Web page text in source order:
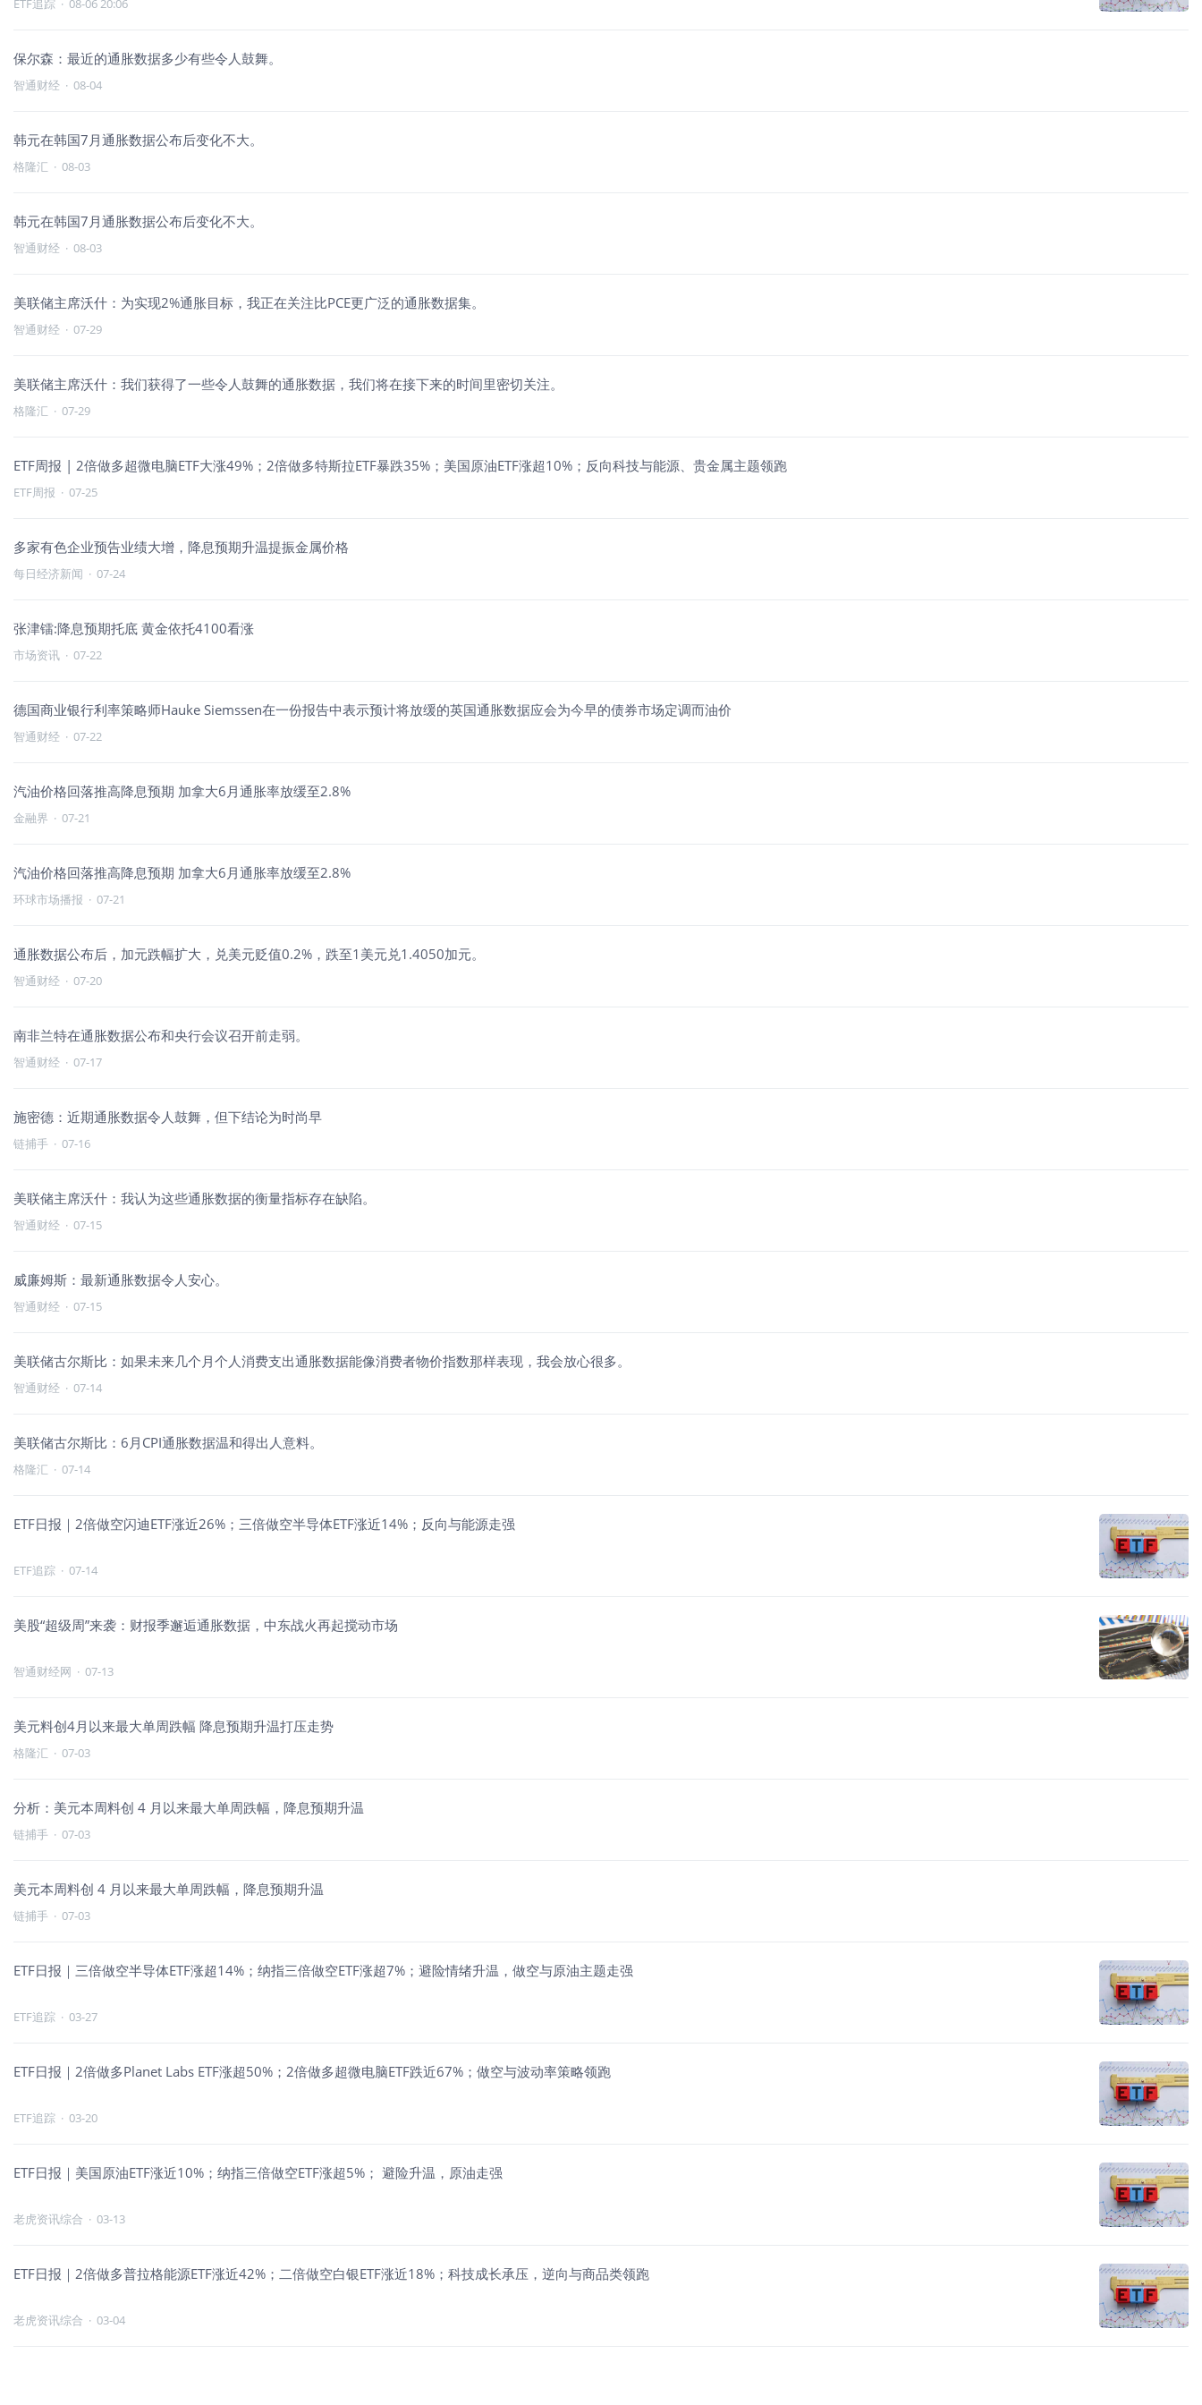
ETF追踪 · 08-06 20:06
保尔森：最近的通胀数据多少有些令人鼓舞。
智通财经 · 08-04
韩元在韩国7月通胀数据公布后变化不大。
格隆汇 · 08-03
韩元在韩国7月通胀数据公布后变化不大。
智通财经 · 08-03
美联储主席沃什：为实现2%通胀目标，我正在关注比PCE更广泛的通胀数据集。
智通财经 · 07-29
美联储主席沃什：我们获得了一些令人鼓舞的通胀数据，我们将在接下来的时间里密切关注。
格隆汇 · 07-29
ETF周报 | 2倍做多超微电脑ETF大涨49%；2倍做多特斯拉ETF暴跌35%；美国原油ETF涨超10%；反向科技与能源、贵金属主题领跑
ETF周报 · 07-25
多家有色企业预告业绩大增，降息预期升温提振金属价格
每日经济新闻 · 07-24
张津镭:降息预期托底 黄金依托4100看涨
市场资讯 · 07-22
德国商业银行利率策略师Hauke Siemssen在一份报告中表示预计将放缓的英国通胀数据应会为今早的债券市场定调而油价
智通财经 · 07-22
汽油价格回落推高降息预期 加拿大6月通胀率放缓至2.8%
金融界 · 07-21
汽油价格回落推高降息预期 加拿大6月通胀率放缓至2.8%
环球市场播报 · 07-21
通胀数据公布后，加元跌幅扩大，兑美元贬值0.2%，跌至1美元兑1.4050加元。
智通财经 · 07-20
南非兰特在通胀数据公布和央行会议召开前走弱。
智通财经 · 07-17
施密德：近期通胀数据令人鼓舞，但下结论为时尚早
链捕手 · 07-16
美联储主席沃什：我认为这些通胀数据的衡量指标存在缺陷。
智通财经 · 07-15
威廉姆斯：最新通胀数据令人安心。
智通财经 · 07-15
美联储古尔斯比：如果未来几个月个人消费支出通胀数据能像消费者物价指数那样表现，我会放心很多。
智通财经 · 07-14
美联储古尔斯比：6月CPI通胀数据温和得出人意料。
格隆汇 · 07-14
ETF日报｜2倍做空闪迪ETF涨近26%；三倍做空半导体ETF涨近14%；反向与能源走强
ETF追踪 · 07-14
美股“超级周”来袭：财报季邂逅通胀数据，中东战火再起搅动市场
智通财经网 · 07-13
美元料创4月以来最大单周跌幅 降息预期升温打压走势
格隆汇 · 07-03
分析：美元本周料创 4 月以来最大单周跌幅，降息预期升温
链捕手 · 07-03
美元本周料创 4 月以来最大单周跌幅，降息预期升温
链捕手 · 07-03
ETF日报｜三倍做空半导体ETF涨超14%；纳指三倍做空ETF涨超7%；避险情绪升温，做空与原油主题走强
ETF追踪 · 03-27
ETF日报｜2倍做多Planet Labs ETF涨超50%；2倍做多超微电脑ETF跌近67%；做空与波动率策略领跑
ETF追踪 · 03-20
ETF日报｜美国原油ETF涨近10%；纳指三倍做空ETF涨超5%； 避险升温，原油走强
老虎资讯综合 · 03-13
ETF日报｜2倍做多普拉格能源ETF涨近42%；二倍做空白银ETF涨近18%；科技成长承压，逆向与商品类领跑
老虎资讯综合 · 03-04